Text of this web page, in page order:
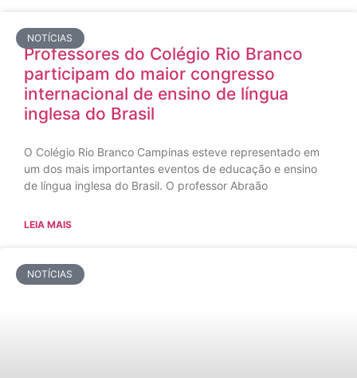
NOTÍCIAS
Professores do Colégio Rio Branco
participam do maior congresso
internacional de ensino de língua
inglesa do Brasil
O Colégio Rio Branco Campinas esteve representado em
um dos mais importantes eventos de educação e ensino
de língua inglesa do Brasil. O professor Abraão
LEIA MAIS
NOTÍCIAS